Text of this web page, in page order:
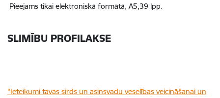
Pieejams tikai elektroniskā formātā, A5,39 lpp.
SLIMĪBU PROFILAKSE
"Ieteikumi tavas sirds un asinsvadu veselības veicināšanai un